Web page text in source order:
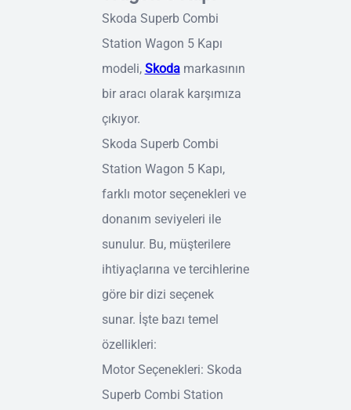
Skoda Superb Combi
Station Wagon 5 Kapı
modeli, Skodamarkasının
bir aracı olarak karşımıza
çıkıyor.
Skoda Superb Combi
Station Wagon 5 Kapı,
farklı motor seçenekleri ve
donanım seviyeleri ile
sunulur. Bu, müşterilere
ihtiyaçlarına ve tercihlerine
göre bir dizi seçenek
sunar. İşte bazı temel
özellikleri:
Motor Seçenekleri: Skoda
Superb Combi Station